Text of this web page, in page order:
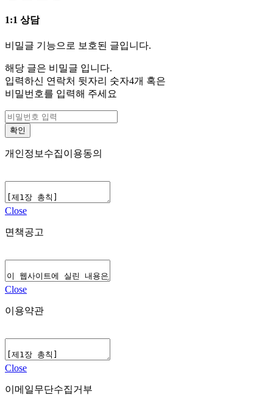
1:1 상담
비밀글 기능으로 보호된 글입니다.
해당 글은 비밀글 입니다.
입력하신 연락처 뒷자리 숫자4개 혹은
비밀번호를 입력해 주세요
개인정보수집이용동의
Close
면책공고
Close
이용약관
Close
이메일무단수집거부